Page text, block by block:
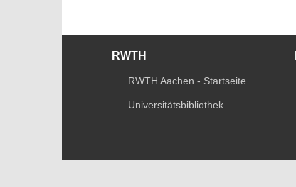
RWTH
RWTH Aachen - Startseite
Universitätsbibliothek